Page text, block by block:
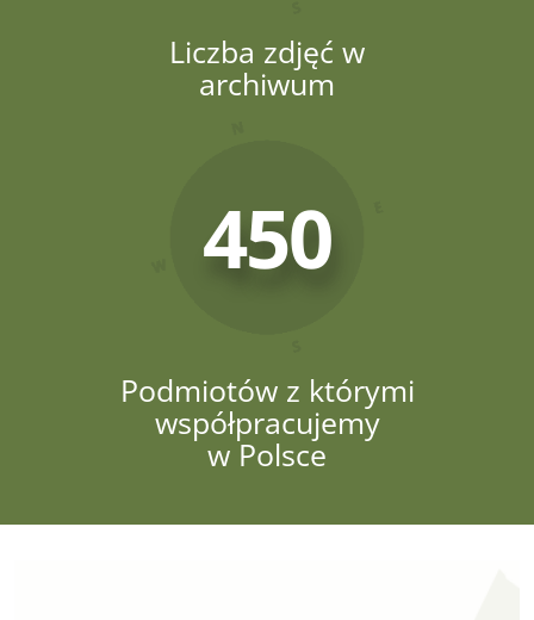
Liczba zdjęć w
archiwum
450
Podmiotów z którymi
współpracujemy
w Polsce